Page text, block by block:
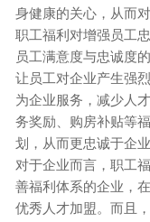
身健康的关心，从而
职工福利对增强员工
员工满意度与忠诚度
让员工对企业产生强
为企业服务，减少人
务奖励、购房补贴等
划，从而更忠诚于企业
对于企业而言，职工
善福利体系的企业，
优秀人才加盟。而且